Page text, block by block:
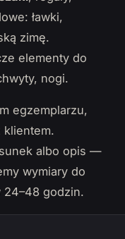
ławki,
zimę.
elementy do
nogi.
egzemplarzu,
klientem.
albo opis —
wymiary do
24–48 godzin.